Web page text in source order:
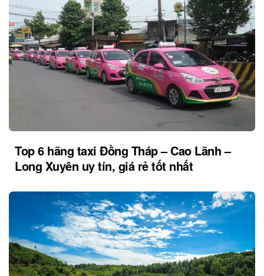
Top 6 hãng taxi Đồng Tháp – Cao Lãnh –
Long Xuyên uy tín, giá rẻ tốt nhất